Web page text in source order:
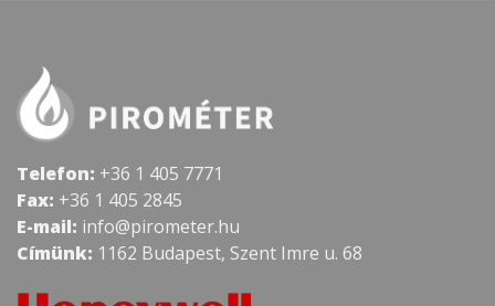
Telefon: +36 1 405 7771
Fax: +36 1 405 2845
E-mail: info@pirometer.hu
Címünk: 1162 Budapest, Szent Imre u. 68